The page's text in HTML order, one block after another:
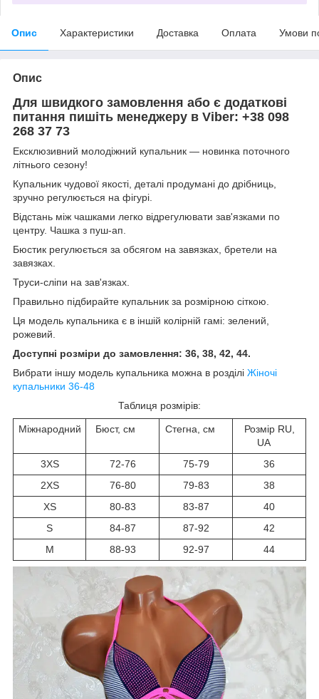
Опис Характеристики Доставка Оплата Умови
Опис
Для швидкого замовлення або є додаткові
питання пишіть менеджеру в Viber: +38 098
268 37 73
Ексклюзивний молодіжний купальник — новинка поточного
літнього сезону!
Купальник чудової якості, деталі продумані до дрібниць,
зручно регулюється на фігурі.
Відстань між чашками легко відрегулювати зав'язками по
центру. Чашка з пуш-ап.
Бюстик регулюється за обсягом на завязках, бретели на
завязках.
Труси-сліпи на зав'язках.
Правильно підбирайте купальник за розмірною сіткою.
Ця модель купальника є в іншій колірній гамі: зелений,
рожевий.
Доступні розміри до замовлення: 36, 38, 42, 44.
Вибрати іншу модель купальника можна в розділі Жіночі
купальники 36-48
Таблиця розмірів:
Міжнародний Бюст, см Стегна, см
Розмір RU,
UA
3XS
72-76 75-79
36
2XS
76-80 79-83
38
XS
80-83 83-87
40
S
84-87 87-92
42
M
88-93 92-97 44